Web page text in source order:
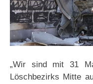
„Wir sind mit 31
Löschbezirks Mitte